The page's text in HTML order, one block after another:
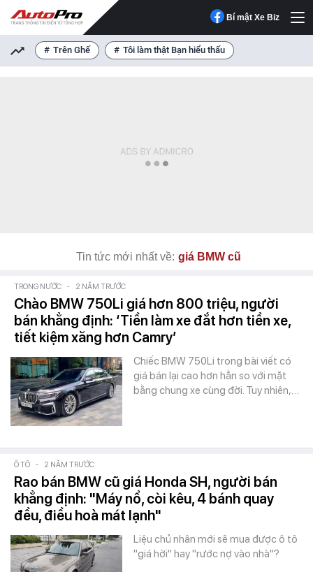
Bí mật Xe Biz
Trên Ghế Tôi làm thật Bạn hiểu thấu
Tin tức mới nhất về: giá BMW cũ
TRONG NƯỚC - 2 NĂM TRƯỚC
Chào BMW 750Li giá hơn 800 triệu, người
bán khẳng định: ‘Tiền làm xe đắt hơn tiền xe,
tiết kiệm xăng hơn Camry’
Chiếc BMW 750Li trong bài viết có
giá bán lại cao hơn hẳn so với mặt
bằng chung xe cùng đời. Tuy nhiên,…
Ô TÔ - 2 NĂM TRƯỚC
Rao bán BMW cũ giá Honda SH, người bán
khẳng định: "Máy nổ, còi kêu, 4 bánh quay
đều, điều hoà mát lạnh"
Liệu chủ nhân mới sẽ mua được ô tô
"giá hời" hay "rước nợ vào nhà"?